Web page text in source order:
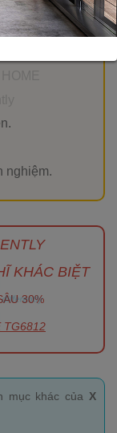
SẢN PHẨM TẠI
chất lượng
nghiệm.
KHÁC BIỆT
30%
TG6812
mục khác của X